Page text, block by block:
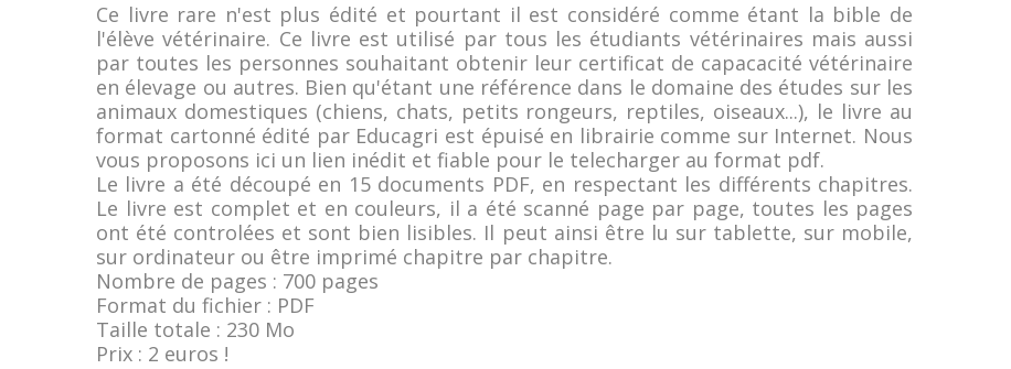
Ce livre rare n'est plus édité et pourtant il est considéré comme étant la bible de
l'élève vétérinaire. Ce livre est utilisé par tous les étudiants vétérinaires mais aussi
par toutes les personnes souhaitant obtenir leur certificat de capacacité vétérinaire
en élevage ou autres. Bien qu'étant une référence dans le domaine des études sur les
animaux domestiques (chiens, chats, petits rongeurs, reptiles, oiseaux...), le livre au
format cartonné édité par Educagri est épuisé en librairie comme sur Internet. Nous
vous proposons ici un lien inédit et fiable pour le telecharger au format pdf.
Le livre a été découpé en 15 documents PDF, en respectant les différents chapitres.
Le livre est complet et en couleurs, il a été scanné page par page, toutes les pages
ont été controlées et sont bien lisibles. Il peut ainsi être lu sur tablette, sur mobile,
sur ordinateur ou être imprimé chapitre par chapitre.
Nombre de pages : 700 pages
Format du fichier : PDF
Taille totale : 230 Mo
Prix : 2 euros !